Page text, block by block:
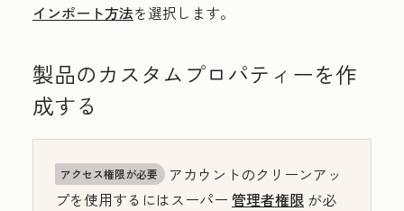
インポート方法を選択します。
製品のカスタムプロパティーを作
成する
アクセス権限が必要
アカウントのクリーンアッ
プを使用するにはスーパー 管理者権限 が必